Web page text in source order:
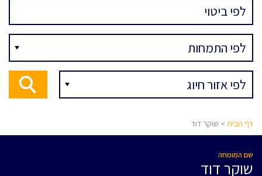
דף הבית > שוקר דוד
שם המומחה
שוקר דוד